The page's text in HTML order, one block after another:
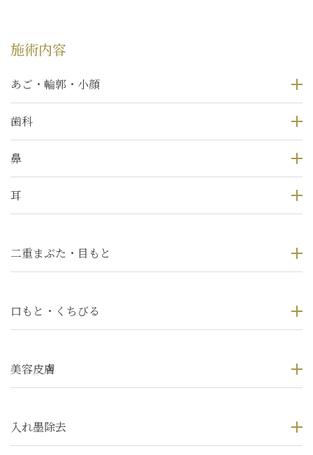
施術内容
あご・輪郭・小顔
歯科
鼻
耳
二重まぶた・目もと
口もと・くちびる
美容皮膚
入れ墨除去